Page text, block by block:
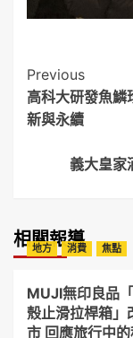
Post
Previous
高科大研發魚鱗
新與永續
義大皇家
相關報導
地方 消費 焦點
MUJI無印良品
殼止滑拉桿箱」
市 回應旅行中